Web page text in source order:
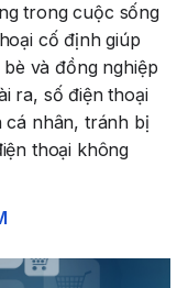
trong cuộc sống
cố định giúp
và đồng nghiệp
ra, số điện thoại
cá nhân, tránh bị
thoại không